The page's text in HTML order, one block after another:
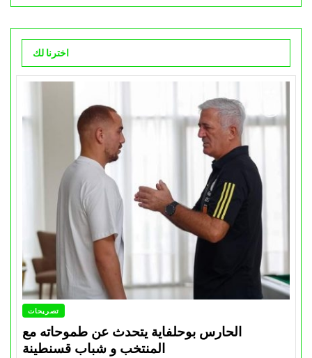
اخترنا لك
تصريحات
الحارس بوحلفاية يتحدث عن طموحاته مع
المنتخب و شباب قسنطينة